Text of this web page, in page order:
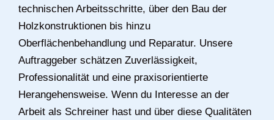
technischen Arbeitsschritte, über den Bau der
Holzkonstruktionen bis hinzu
Oberflächenbehandlung und Reparatur. Unsere
Auftraggeber schätzen Zuverlässigkeit,
Professionalität und eine praxisorientierte
Herangehensweise. Wenn du Interesse an der
Arbeit als Schreiner hast und über diese Qualitäten